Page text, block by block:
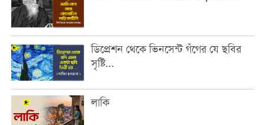
ডিপ্রেশন থেকে ভিনসেন্ট গঁগের যে ছবির
সৃষ্টি...
লাকি